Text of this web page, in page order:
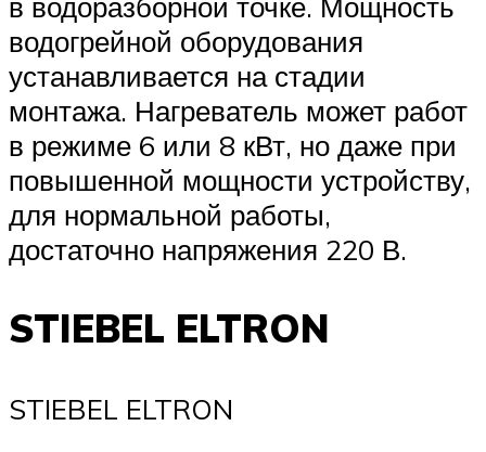
водогрейной оборудования
устанавливается на стадии
монтажа. Нагреватель может работ
в режиме 6 или 8 кВт, но даже при
повышенной мощности устройству,
для нормальной работы,
достаточно напряжения 220 В.
STIEBEL ELTRON
STIEBEL ELTRON